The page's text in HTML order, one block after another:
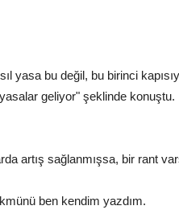
yasa bu değil, bu birinci
geliyor" şeklinde konuştu.
artış sağlanmışsa, bir rant
ben kendim yazdım.